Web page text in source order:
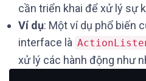
cần triển khai để xử lý sự
Ví dụ: Một ví dụ phổ biến
interface là
xử lý các hành động như